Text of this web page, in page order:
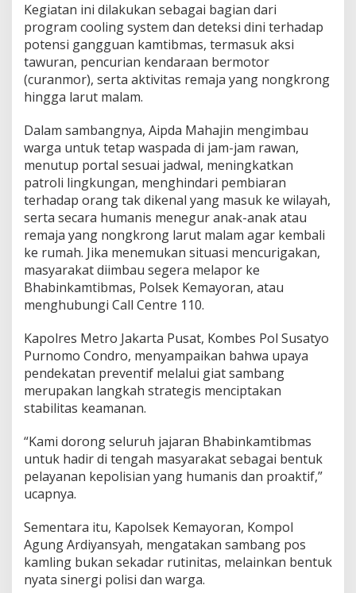
Kegiatan ini dilakukan sebagai bagian dari
program cooling system dan deteksi dini terhadap
potensi gangguan kamtibmas, termasuk aksi
tawuran, pencurian kendaraan bermotor
(curanmor), serta aktivitas remaja yang nongkrong
hingga larut malam.
Dalam sambangnya, Aipda Mahajin mengimbau
warga untuk tetap waspada di jam-jam rawan,
menutup portal sesuai jadwal, meningkatkan
patroli lingkungan, menghindari pembiaran
terhadap orang tak dikenal yang masuk ke wilayah,
serta secara humanis menegur anak-anak atau
remaja yang nongkrong larut malam agar kembali
ke rumah. Jika menemukan situasi mencurigakan,
masyarakat diimbau segera melapor ke
Bhabinkamtibmas, Polsek Kemayoran, atau
menghubungi Call Centre 110.
Kapolres Metro Jakarta Pusat, Kombes Pol Susatyo
Purnomo Condro, menyampaikan bahwa upaya
pendekatan preventif melalui giat sambang
merupakan langkah strategis menciptakan
stabilitas keamanan.
“Kami dorong seluruh jajaran Bhabinkamtibmas
untuk hadir di tengah masyarakat sebagai bentuk
pelayanan kepolisian yang humanis dan proaktif,”
ucapnya.
Sementara itu, Kapolsek Kemayoran, Kompol
Agung Ardiyansyah, mengatakan sambang pos
kamling bukan sekadar rutinitas, melainkan bentuk
nyata sinergi polisi dan warga.